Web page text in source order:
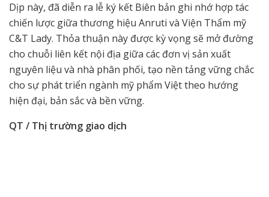
Dịp này, đã diễn ra lễ ký kết Biên bản ghi nhớ hợp tác
chiến lược giữa thương hiệu Anruti và Viện Thẩm mỹ
C&T Lady. Thỏa thuận này được kỳ vọng sẽ mở đường
cho chuỗi liên kết nội địa giữa các đơn vị sản xuất
nguyên liệu và nhà phân phối, tạo nền tảng vững chắc
cho sự phát triển ngành mỹ phẩm Việt theo hướng
hiện đại, bản sắc và bền vững.
QT / Thị trường giao dịch